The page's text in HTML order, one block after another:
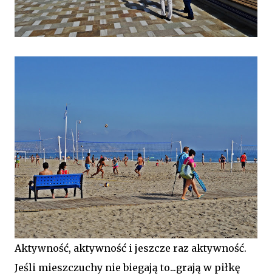
Aktywność, aktywność i jeszcze raz aktywność.
Jeśli mieszczuchy nie biegają to...grają w piłkę